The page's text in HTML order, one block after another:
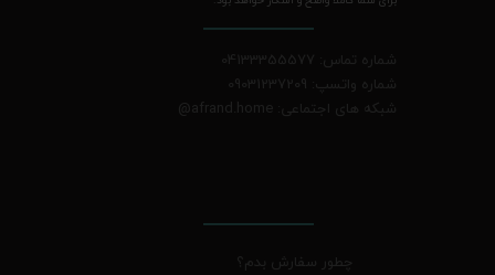
شماره تماس: 04133355577
شماره واتسپ: 09031237209
شبکه های اجتماعی: afrand.home
@
چطور سفارش بدم؟